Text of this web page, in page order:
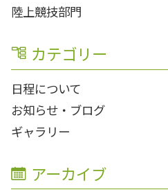
陸上競技部門
カテゴリー
日程について
お知らせ・ブログ
ギャラリー
アーカイブ